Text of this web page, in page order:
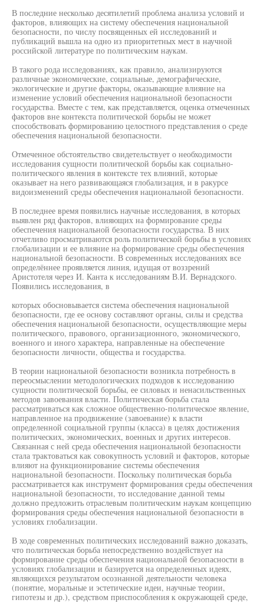
В последние несколько десятилетий проблема анализа условий и
факторов, влияющих на систему обеспечения национальной
безопасности, по числу посвященных ей исследований и
публикаций вышла на одно из приоритетных мест в научной
российской литературе по политическим наукам.
В такого рода исследованиях, как правило, анализируются
различные экономические, социальные, демографические,
экологические и другие факторы, оказывающие влияние на
изменение условий обеспечения национальной безопасности
государства. Вместе с тем, как представляется, оценка отмеченных
факторов вне контекста политической борьбы не может
способствовать формированию целостного представления о среде
обеспечения национальной безопасности.
Отмеченное обстоятельство свидетельствует о необходимости
исследования сущности политической борьбы как социально-
политического явления в контексте тех влияний, которые
оказывает на него развивающаяся глобализация, и в ракурсе
видоизменений среды обеспечения национальной безопасности.
В последнее время появились научные исследования, в которых
выявлен ряд факторов, влияющих на формирование среды
обеспечения национальной безопасности государства. В них
отчетливо просматриваются роль политической борьбы в условиях
глобализации и ее влияние на формирование среды обеспечения
национальной безопасности. В современных исследованиях все
определённее проявляется линия, идущая от воззрений
Аристотеля через И. Канта к исследованиям В.И. Вернадского.
Появились исследования, в
которых обосновывается система обеспечения национальной
безопасности, где ее основу составляют органы, силы и средства
обеспечения национальной безопасности, осуществляющие меры
политического, правового, организационного, экономического,
военного и иного характера, направленные на обеспечение
безопасности личности, общества и государства.
В теории национальной безопасности возникла потребность в
переосмыслении методологических подходов к исследованию
сущности политической борьбы, ее силовых и ненасильственных
методов завоевания власти. Политическая борьба стала
рассматриваться как сложное общественно-политическое явление,
направленное на продвижение (завоевание) к власти
определенной социальной группы (класса) в целях достижения
политических, экономических, военных и других интересов.
Связанная с ней среда обеспечения национальной безопасности
стала трактоваться как совокупность условий и факторов, которые
влияют на функционирование системы обеспечения
национальной безопасности. Поскольку политическая борьба
рассматривается как инструмент формирования среды обеспечения
национальной безопасности, то исследование данной темы
должно предложить отраслевым политическим наукам концепцию
формирования среды обеспечения национальной безопасности в
условиях глобализации.
В ходе современных политических исследований важно доказать,
что политическая борьба непосредственно воздействует на
формирование среды обеспечения национальной безопасности в
условиях глобализации и базируется на определенных идеях,
являющихся результатом осознанной деятельности человека
(понятие, моральные и эстетические идеи, научные теории,
гипотезы и др.), средством приспособления к окружающей среде,